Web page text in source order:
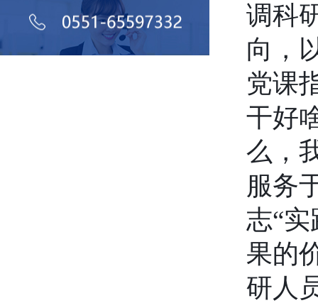
调科
向，
党课
干好
么，
服务
志“
果的
研人